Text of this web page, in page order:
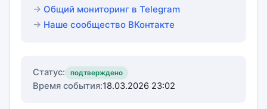
Общий мониторинг в Telegram
Наше сообщество ВКонтакте
Статус: подтверждено
Время события:18.03.2026 23:02